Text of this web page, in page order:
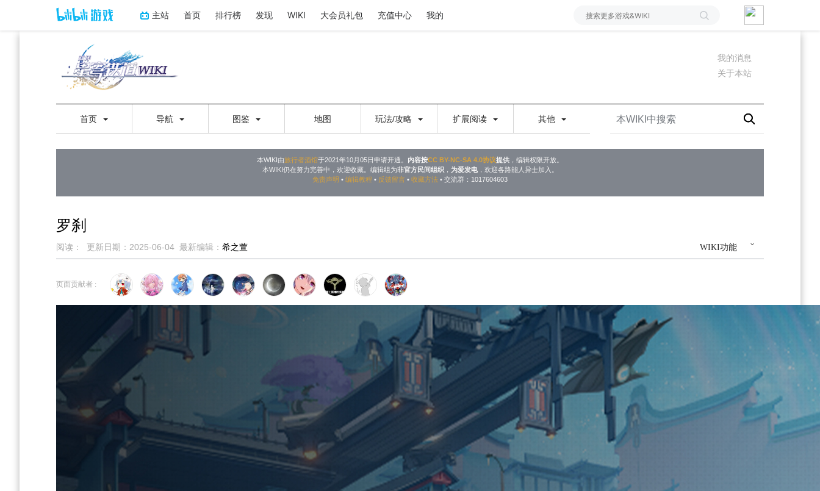
主站 首页 排行榜 发现 WIKI 大会员礼包 充值中心 我的
我的消息
关于本站
首页 导航 图鉴 地图 玩法/攻略 扩展阅读 其他
本WIKI由旅行者酒馆于2021年10月05日申请开通。 内容按CC BY-NC-SA 4.0协议提供 ，编辑权限开放。
本WIKI仍在努力完善中，欢迎收藏。编辑组为非官方民间组织， 为爱发电，欢迎各路能人异士加入。
免责声明 • 编辑教程 • 反馈留言 • 收藏方法 • 交流群：1017604603
罗刹
WIKI功能
阅读： 更新日期： 2025-06-04 最新编辑： 希之萱
到
航
到
索
页面贡献者 :
角色图鉴
如果是第一次来，按"Ctrl+D"可以收藏随时查看更新~觉得WIKI好玩的话，请推荐给朋友哦～(◕ω＜)☆
按右上角“WIKI功能→编辑”即可修改页面内容。
角色导航 角色语音 角色资料 贺图视频
「这具棺柩非我之物。在下只是受人所托，将其遗体送回罗浮安置而已。」